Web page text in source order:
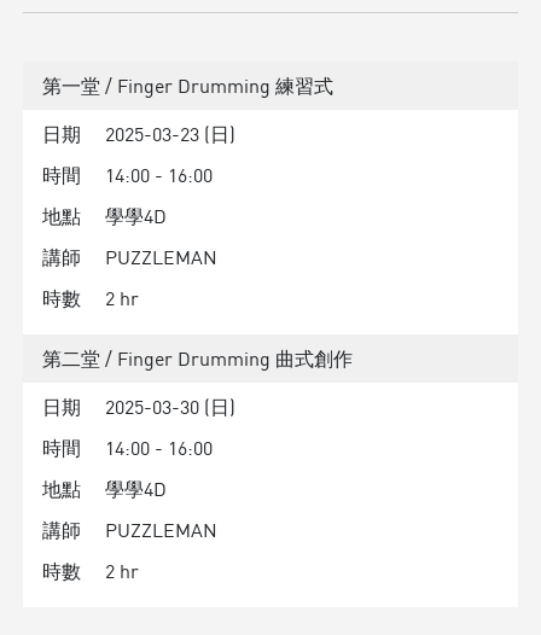
第一堂 / Finger Drumming 練習式
日期
2025-03-23 (日)
時間
14:00 - 16:00
地點
學學4D
講師
PUZZLEMAN
時數
2 hr
第二堂 / Finger Drumming 曲式創作
日期
2025-03-30 (日)
時間
14:00 - 16:00
地點
學學4D
講師
PUZZLEMAN
時數
2 hr